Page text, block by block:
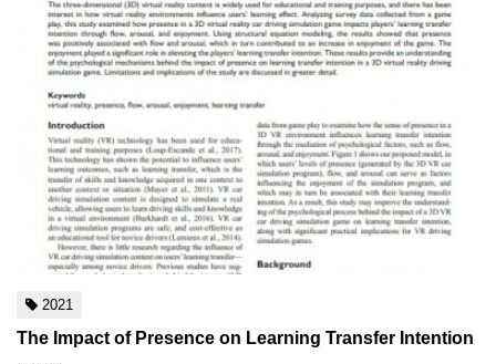
2021
The Impact of Presence on Learning Transfer Intention